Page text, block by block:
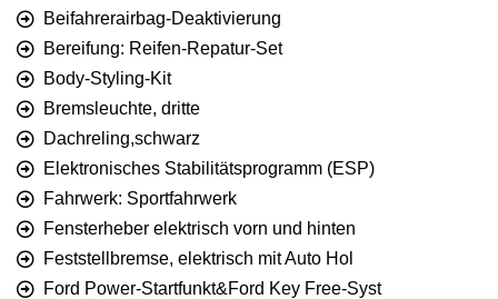
Beifahrerairbag-Deaktivierung
Bereifung: Reifen-Repatur-Set
Body-Styling-Kit
Bremsleuchte, dritte
Dachreling,schwarz
Elektronisches Stabilitätsprogramm (ESP)
Fahrwerk: Sportfahrwerk
Fensterheber elektrisch vorn und hinten
Feststellbremse, elektrisch mit Auto Hol
Ford Power-Startfunkt&Ford Key Free-Syst